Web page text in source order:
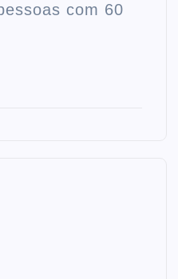
com 60